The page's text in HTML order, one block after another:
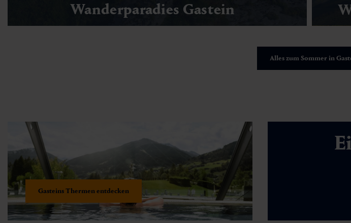
Wanderparadies Gastein
Alles zum Sommer in
Gasteins Thermen entdecken